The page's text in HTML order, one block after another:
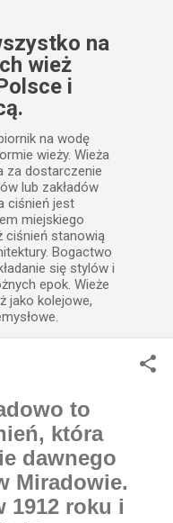
na
wież
i
na wodę
wieży. Wieża
za dostarczenie
lub zakładów
ciśnień jest
miejskiego
ciśnień stanowią
Bogactwo
się stylów i
epok. Wieże
jako kolejowe,
to
która
dawnego
Miradowie.
1912 roku i